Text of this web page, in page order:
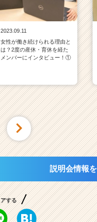
2023.09.11
女性が働き続けられる理由と
は？2度の産休・育休を経た
メンバーにインタビュー！①
説明会情報
する